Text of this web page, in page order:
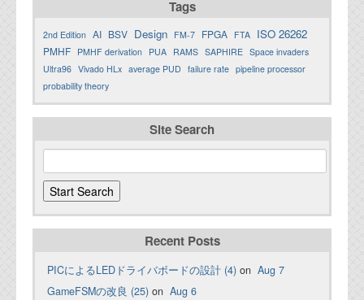
Tags
2nd Edition AI BSV Design FM-7 FPGA FTA ISO 26262
PMHF PMHF derivation PUA RAMS SAPHIRE Space invaders
Ultra96 Vivado HLx average PUD failure rate pipeline processor
probability theory
Site Search
Recent Posts
PICによるLEDドライバボードの設計 (4) on Aug 7
GameFSMの改良 (25) on Aug 6